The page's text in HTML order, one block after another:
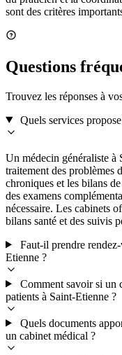
sont des critères
Questions
Trouvez les réponses à
Quels services
Un médecin généraliste à
traitement des problèmes
chroniques et les bilans
des examens
nécessaire. Les cabinets
bilans santé et des suivis
Faut-il prendre
Etienne ?
Comment savoir si un
patients à Saint-Etienne ?
Quels documents
un cabinet médical ?